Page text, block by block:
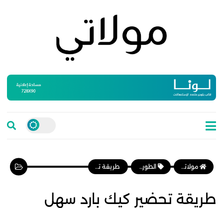
مولاتي موقع نسائي مغربي يهتم بالمرأة المغربية، وأخبار الأسرة و المجتمع الطورطات والكيك طريقة تحضير كيك بارد سهل التحضير و رائع المداق
طريقة تحضير كيك بارد سهل